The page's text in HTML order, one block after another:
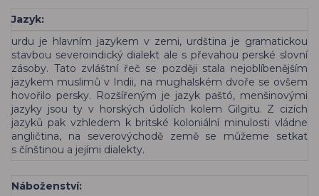
Jazyk:
urdu je hlavním jazykem v zemi, urdština je gramatickou
stavbou severoindický dialekt ale s převahou perské slovní
zásoby. Tato zvláštní řeč se později stala nejoblíbenějším
jazykem muslimů v Indii, na mughalském dvoře se ovšem
hovořilo persky. Rozšířeným je jazyk paštó, menšinovými
jazyky jsou ty v horských údolích kolem Gilgitu. Z cizích
jazyků pak vzhledem k britské koloniální minulosti vládne
angličtina, na severovýchodě země se můžeme setkat
s čínštinou a jejími dialekty.
Náboženství: